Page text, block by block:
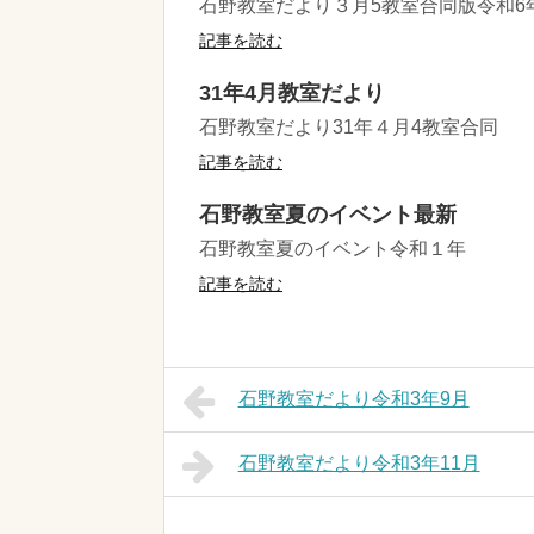
石野教室だより３月5教室合同版令和6
記事を読む
31年4月教室だより
石野教室だより31年４月4教室合同
記事を読む
石野教室夏のイベント最新
石野教室夏のイベント令和１年
記事を読む
石野教室だより令和3年9月
石野教室だより令和3年11月